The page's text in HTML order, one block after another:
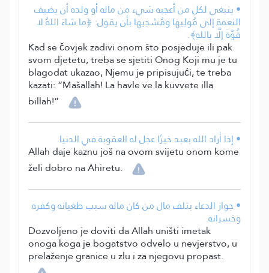
• ينبغي لكل من أعجبه شيء من ماله أو ولده أن يضيف
النعمة إلى مُولِيها ومُسْدِيها بأن يقول: ﴿ما شاءَ اللهُ لا
قُوَّةَ إلَّا بِاللهِ﴾.
Kad se čovjek zadivi onom što posjeduje ili pak
svom djetetu, treba se sjetiti Onog Koji mu je tu
blagodat ukazao, Njemu je pripisujući, te treba
kazati: “Mašallah! La havle ve la kuvvete illa
billah!”
• إذا أراد الله بعبد خيرًا عجل له العقوبة في الدنيا.
Allah daje kaznu još na ovom svijetu onom kome
želi dobro na Ahiretu.
• جواز الدعاء بتلف مال من كان ماله سبب طغيانه وكفره
وخسرانه.
Dozvoljeno je doviti da Allah uništi imetak
onoga koga je bogatstvo odvelo u nevjerstvo, u
prelaženje granice u zlu i za njegovu propast.